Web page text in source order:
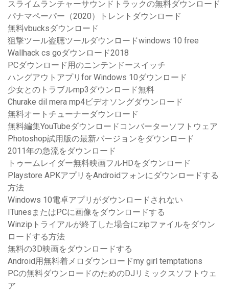
スライムランチャーサウンドトラックの無料ダウンロード
パナマペーパー（2020）トレントダウンロード
無料vbucksダウンロード
狙撃ツール盗聴ツールダウンロードwindows 10 free
Wallhack cs goダウンロード2018
PCダウンロード用のニンテンドースイッチ
ハングアウトアプリfor Windows 10ダウンロード
少女とのトラブルmp3ダウンロード無料
Churake dil mera mp4ビデオソングダウンロード
無料オートチューナーダウンロード
無料編集YouTubeダウンロードコンバーターソフトウェア
Photoshop試用版の最新バージョンをダウンロード
2011年の急流をダウンロード
トゥームレイダー無料映画フルHDをダウンロード
Playstore APKアプリをAndroidフォンにダウンロードする
方法
Windows 10電卓アプリがダウンロードされない
ITunesまたはPCに画像をダウンロードする
Winzipトライアルが終了した場合にzipファイルをダウン
ロードする方法
無料の3D映画をダウンロードする
Android用無料着メロダウンロードmy girl temptations
PCの無料ダウンロードのためのDJリミックスソフトウェ
ア